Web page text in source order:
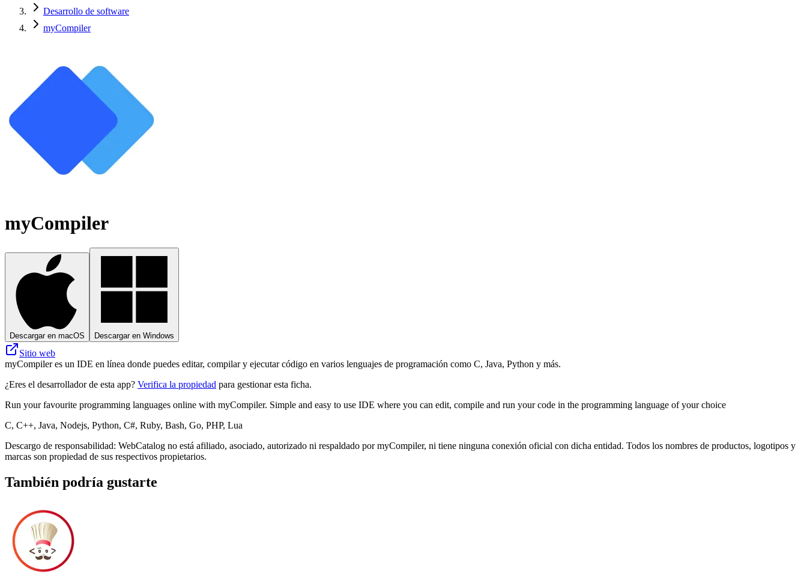
Desarrollo de software
myCompiler
myCompiler
Descargar en macOS Descargar en Windows
Sitio web
myCompiler es un IDE en línea donde puedes editar, compilar y ejecutar código en varios lenguajes de programación como C, Java, Python y más.
¿Eres el desarrollador de esta app? Verifica la propiedad para gestionar esta ficha.
Run your favourite programming languages online with myCompiler. Simple and easy to use IDE where you can edit, compile and run your code in the programming language of your choice
C, C++, Java, Nodejs, Python, C#, Ruby, Bash, Go, PHP, Lua
Descargo de responsabilidad: WebCatalog no está afiliado, asociado, autorizado ni respaldado por myCompiler, ni tiene ninguna conexión oficial con dicha entidad. Todos los nombres de productos, logotipos y
marcas son propiedad de sus respectivos propietarios.
También podría gustarte